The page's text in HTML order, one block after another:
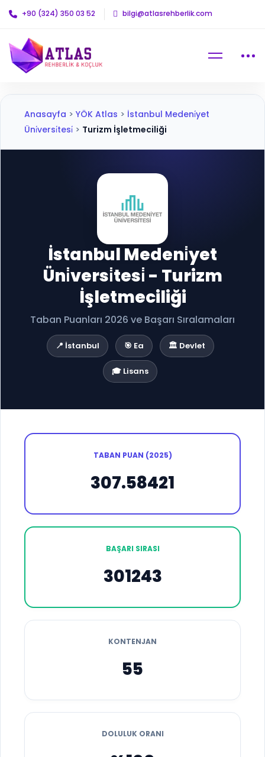
+90 (324) 350 03 52 bilgi@atlasrehberlik.com
Anasayfa > YÖK Atlas > İstanbul Medeni̇yet
Üni̇versi̇tesi̇ > Turizm İşletmeciliği
İstanbul Medeni̇yet
Üni̇versi̇tesi̇ - Turizm
İşletmeciliği
Taban Puanları 2026 ve Başarı Sıralamaları
📍 İstanbul 🎯 Ea 🏛️ Devlet
🎓 Lisans
TABAN PUAN (2025)
307.58421
BAŞARI SIRASI
301243
KONTENJAN
55
DOLULUK ORANI